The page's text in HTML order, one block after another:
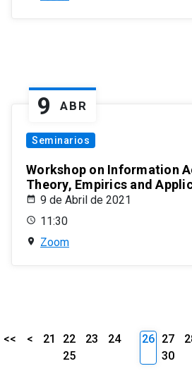
9 ABR
Seminarios
Workshop on Information
Theory, Empirics and
9 de Abril de 2021
11:30
Zoom
<< < 21 22 23
24
25
26 27
30